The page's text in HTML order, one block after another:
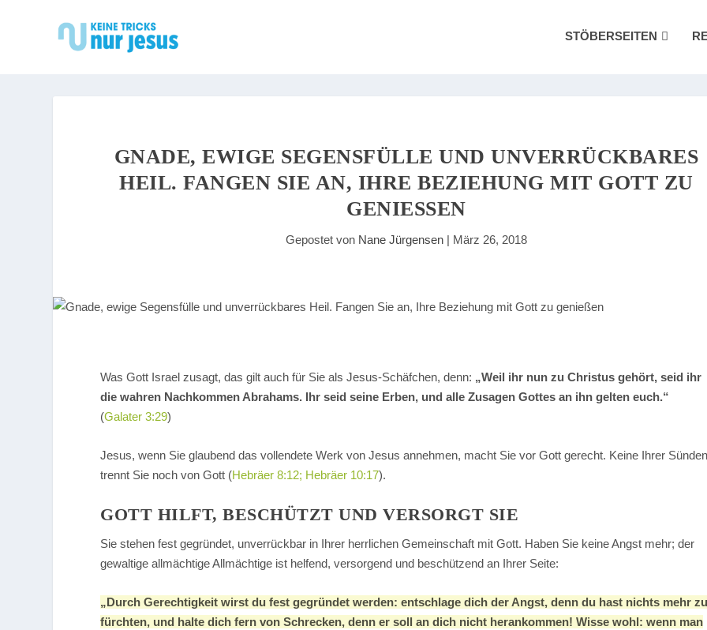
STÖBERSEITEN
GNADE, EWIGE SEGENSFÜLLE UND UNVERRÜCKBARES
HEIL. FANGEN SIE AN, IHRE BEZIEHUNG MIT GOTT ZU
GENIESSEN
Gepostet von Nane Jürgensen| März 26, 2018
Was Gott Israel zusagt, das gilt auch für Sie als Jesus-Schäfchen, denn: „Weil ihr nun zu Christus gehört, seid ihr
die wahren Nachkommen Abrahams. Ihr seid seine Erben, und alle Zusagen Gottes an ihn gelten euch.“
(Galater 3:29)
Jesus, wenn Sie glaubend das vollendete Werk von Jesus annehmen, macht Sie vor Gott gerecht. Keine Ihrer
trennt Sie noch von Gott (Hebräer 8:12; Hebräer 10:17).
GOTT HILFT, BESCHÜTZT UND VERSORGT SIE
Sie stehen fest gegründet, unverrückbar in Ihrer herrlichen Gemeinschaft mit Gott. Haben Sie keine Angst mehr; der
gewaltige allmächtige Allmächtige ist helfend, versorgend und beschützend an Ihrer Seite:
„Durch Gerechtigkeit wirst du fest gegründet werden: entschlage dich der Angst, denn du hast nichts mehr
fürchten, und halte dich fern von Schrecken, denn er soll an dich nicht herankommen! Wisse wohl: wenn man